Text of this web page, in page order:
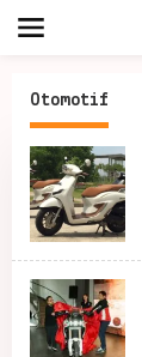
Otomotif